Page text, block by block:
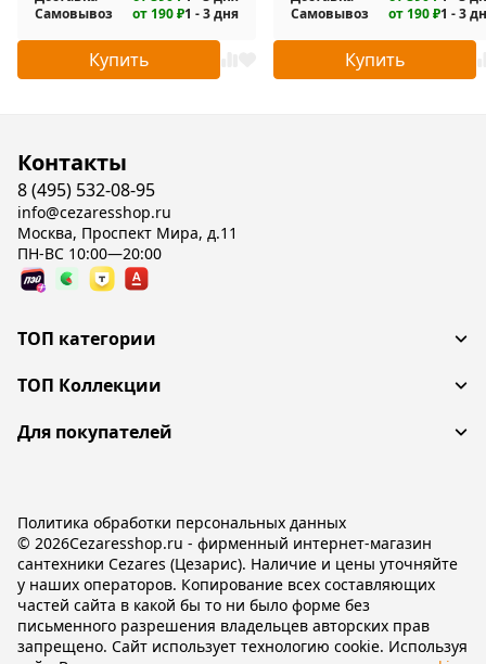
Самовывоз
от 190 ₽1 - 3 дня
Купить
Самовывоз
от 190 ₽1 - 3
Купить
Контакты
8 (495) 532-08-95
info@cezaresshop.ru
Москва, Проспект Мира, д.11
ПН-ВС 10:00—20:00
ТОП категории
ТОП Коллекции
Для покупателей
© 2026Cezaresshop.ru - фирменный интернет-магазин
сантехники Cezares (Цезарис). Наличие и цены уточняйте
у наших операторов. Копирование всех составляющих
частей сайта в какой бы то ни было форме без
письменного разрешения владельцев авторских прав
запрещено. Сайт использует технологию cookie. Используя
Политика обработки персональных данных